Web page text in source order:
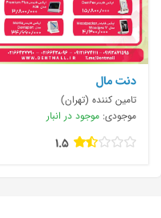
دنت مال
تامین کننده (تهران)
موجودی: موجود در انبار
1.5